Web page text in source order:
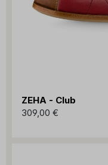
ZEHA - Club
309,00 €